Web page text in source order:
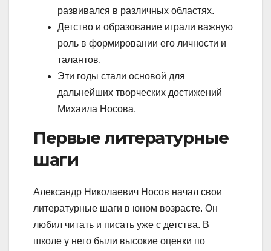
развивался в различных областях.
Детство и образование играли важную
роль в формировании его личности и
талантов.
Эти годы стали основой для
дальнейших творческих достижений
Михаила Носова.
Первые литературные
шаги
Александр Николаевич Носов начал свои
литературные шаги в юном возрасте. Он
любил читать и писать уже с детства. В
школе у него были высокие оценки по